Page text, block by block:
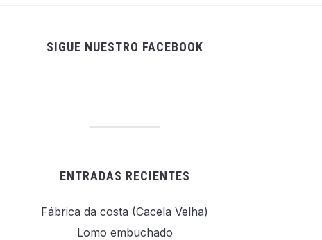
SIGUE NUESTRO FACEBOOK
ENTRADAS RECIENTES
Fábrica da costa (Cacela Velha)
Lomo embuchado